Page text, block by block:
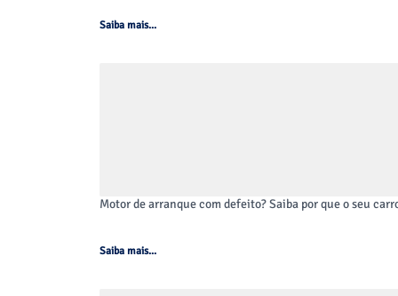
Saiba mais...
Motor de arranque com defeito? Saiba por que o seu
Saiba mais...